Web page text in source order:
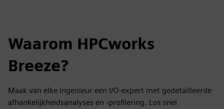
Waarom HPCworks
Breeze?
Maak van elke ingenieur een I/O-expert met gedetailleerde
afhankelijkheidsanalyses en -profilering. Los snel